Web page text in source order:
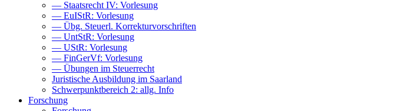
— Staatsrecht IV: Vorlesung
— EuIStR: Vorlesung
— Übg. Steuerl. Korrekturvorschriften
— UntStR: Vorlesung
— UStR: Vorlesung
— FinGerVf: Vorlesung
— Übungen im Steuerrecht
Juristische Ausbildung im Saarland
Schwerpunktbereich 2: allg. Info
Forschung